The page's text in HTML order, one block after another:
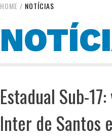
HOME / NOTÍCIAS
Estadual Sub-
Inter de Santos